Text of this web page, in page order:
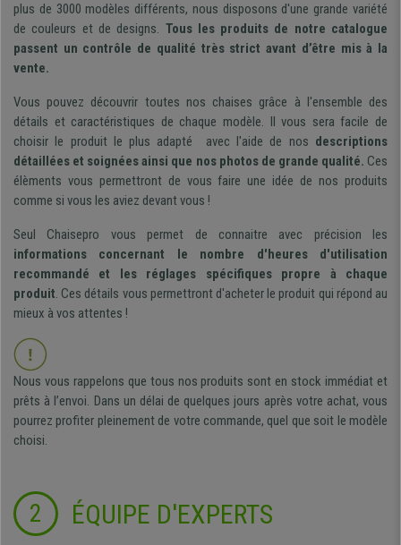
plus de 3000 modèles différents, nous disposons d'une grande variété
de couleurs et de designs. Tous les produits de notre catalogue
passent un contrôle de qualité très strict avant d’être mis à la
vente.
Vous pouvez découvrir toutes nos chaises grâce à l'ensemble des
détails et caractéristiques de chaque modèle. Il vous sera facile de
choisir le produit le plus adapté avec l'aide de nos descriptions
détaillées et soignées ainsi que nos photos de grande qualité. Ces
élèments vous permettront de vous faire une idée de nos produits
comme si vous les aviez devant vous !
Seul Chaisepro vous permet de connaitre avec précision les
informations concernant le nombre d'heures d'utilisation
recommandé et les réglages spécifiques propre à chaque
produit. Ces détails vous permettront d'acheter le produit qui répond au
mieux à vos attentes !
Nous vous rappelons que tous nos produits sont en stock immédiat et
prêts à l’envoi. Dans un délai de quelques jours après votre achat, vous
pourrez profiter pleinement de votre commande, quel que soit le modèle
choisi.
2 ÉQUIPE D'EXPERTS